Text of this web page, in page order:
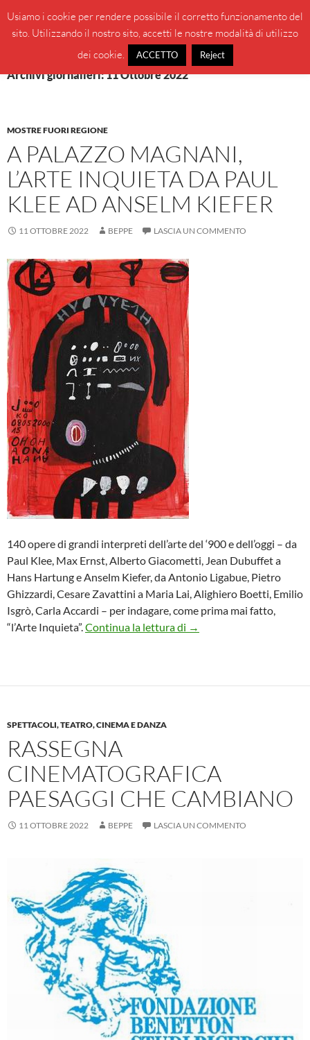
contenuto
BeppeBlog
MENU
Archivi giornalieri: 11 Ottobre 2022
MOSTRE FUORI REGIONE
A PALAZZO MAGNANI,
L’ARTE INQUIETA DA PAUL
KLEE AD ANSELM KIEFER
11 OTTOBRE 2022 BEPPE LASCIA UN COMMENTO
140 opere di grandi interpreti dell’arte del ‘900 e dell’oggi – da
Paul Klee, Max Ernst, Alberto Giacometti, Jean Dubuffet a
Hans Hartung e Anselm Kiefer, da Antonio Ligabue, Pietro
Ghizzardi, Cesare Zavattini a Maria Lai, Alighiero Boetti, Emilio
Isgrò, Carla Accardi – per indagare, come prima mai fatto,
“l’Arte Inquieta”.Continua la lettura di A Palazzo Magnani,
→
SPETTACOLI, TEATRO, CINEMA E DANZA
RASSEGNA
CINEMATOGRAFICA
PAESAGGI CHE CAMBIANO
11 OTTOBRE 2022 BEPPE LASCIA UN COMMENTO
Usiamo i cookie per rendere possibile il corretto funzionamento del
sito. Utilizzando il nostro sito, accetti le nostre modalità di utilizzo
dei cookie.
ACCETTO Reject